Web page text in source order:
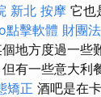
新北 按摩 它也
點擊軟體 財團
地方度過一些
有一些意大利
矯正 酒吧是在